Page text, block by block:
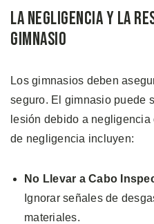
La Negligencia y la
Gimnasio
Los gimnasios deben
seguro. El gimnasio puede
lesión debido a
de negligencia incluyen:
No Llevar a Cabo
Ignorar señales de
materiales.